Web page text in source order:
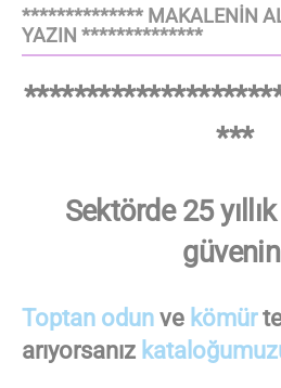
************** MAKALENİN
YAZIN **************
***
Sektörde 25
Toptan odun ve kömür
arıyorsanız